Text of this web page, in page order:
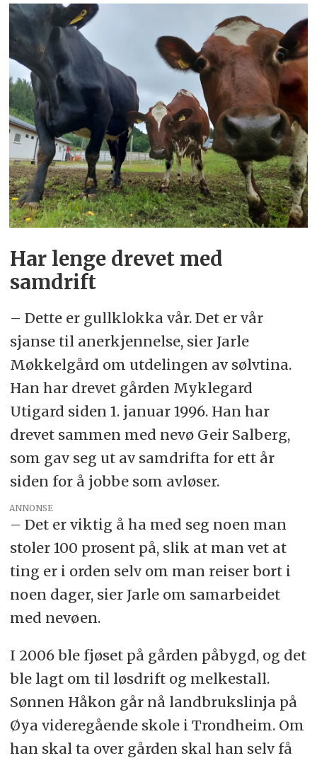
Har lenge drevet med
samdrift
– Dette er gullklokka vår. Det er vår
sjanse til anerkjennelse, sier Jarle
Møkkelgård om utdelingen av sølvtina.
Han har drevet gården Myklegard
Utigard siden 1. januar 1996. Han har
drevet sammen med nevø Geir Salberg,
som gav seg ut av samdrifta for ett år
siden for å jobbe som avløser.
ANNONSE
– Det er viktig å ha med seg noen man
stoler 100 prosent på, slik at man vet at
ting er i orden selv om man reiser bort i
noen dager, sier Jarle om samarbeidet
med nevøen.
I 2006 ble fjøset på gården påbygd, og det
ble lagt om til løsdrift og melkestall.
Sønnen Håkon går nå landbrukslinja på
Øya videregående skole i Trondheim. Om
han skal ta over gården skal han selv få